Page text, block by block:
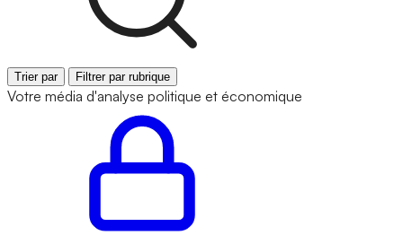
Trier par Filtrer par rubrique
Votre média d'analyse politique et économique